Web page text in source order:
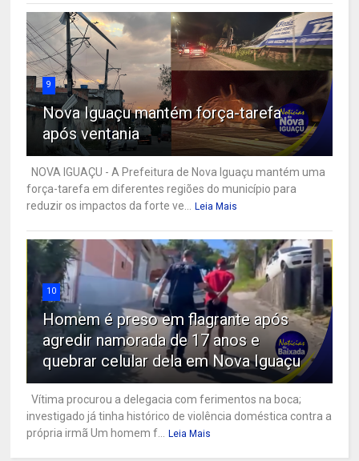
9
Nova Iguaçu mantém força-tarefa
após ventania
NOVA IGUAÇU - A Prefeitura de Nova Iguaçu mantém uma
força-tarefa em diferentes regiões do município para
reduzir os impactos da forte ve... Leia Mais
10
Homem é preso em flagrante após
agredir namorada de 17 anos e
quebrar celular dela em Nova Iguaçu
Vítima procurou a delegacia com ferimentos na boca;
investigado já tinha histórico de violência doméstica contra a
própria irmã Um homem f... Leia Mais